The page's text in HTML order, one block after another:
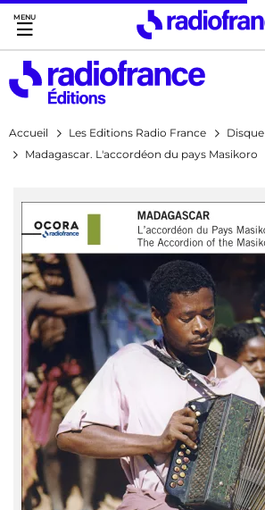
Accès direct :
Menu principal
Contenu
Accueil Les Editions Radio France
Disque
Madagascar. L'accordéon du pays Masikoro